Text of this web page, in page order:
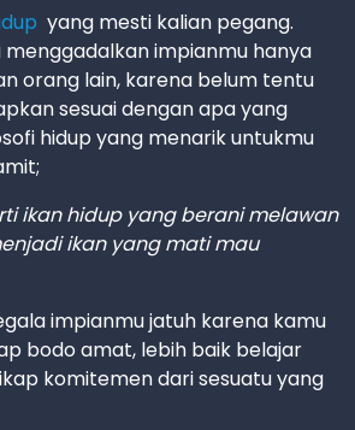
yang mesti kalian pegang.
impianmu hanya
orang lain, karena belum tentu
sesuai dengan apa yang
hidup yang menarik untukmu
ikan hidup yang berani melawan
ikan yang mati mau
impianmu jatuh karena kamu
bodo amat, lebih baik belajar
komitemen dari sesuatu yang